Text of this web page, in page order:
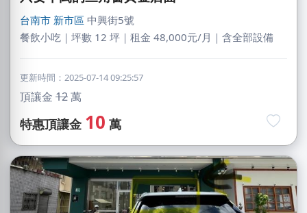
台南市 新市區 中興街5號
餐飲小吃｜坪數 12 坪｜租金 48,000元/月｜含全部設備
更新時間：2025-07-14 09:25:57
頂讓金 12萬
特惠頂讓金 10 萬